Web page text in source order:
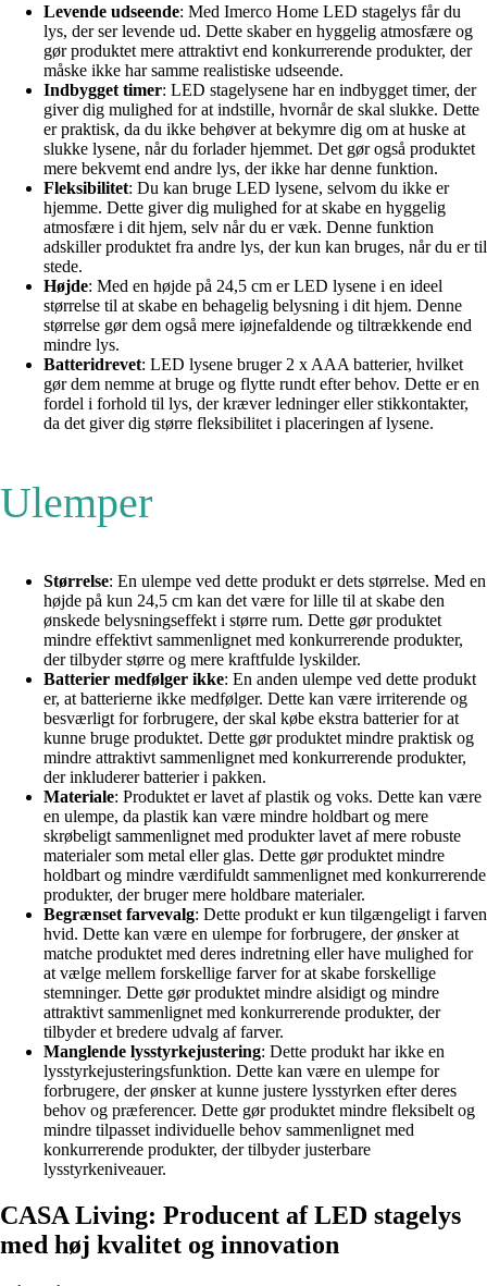
Levende udseende: Med Imerco Home LED stagelys får du
lys, der ser levende ud. Dette skaber en hyggelig atmosfære og
gør produktet mere attraktivt end konkurrerende produkter, der
måske ikke har samme realistiske udseende.
Indbygget timer: LED stagelysene har en indbygget timer, der
giver dig mulighed for at indstille, hvornår de skal slukke. Dette
er praktisk, da du ikke behøver at bekymre dig om at huske at
slukke lysene, når du forlader hjemmet. Det gør også produktet
mere bekvemt end andre lys, der ikke har denne funktion.
Fleksibilitet: Du kan bruge LED lysene, selvom du ikke er
hjemme. Dette giver dig mulighed for at skabe en hyggelig
atmosfære i dit hjem, selv når du er væk. Denne funktion
adskiller produktet fra andre lys, der kun kan bruges, når du er til
stede.
Højde: Med en højde på 24,5 cm er LED lysene i en ideel
størrelse til at skabe en behagelig belysning i dit hjem. Denne
størrelse gør dem også mere iøjnefaldende og tiltrækkende end
mindre lys.
Batteridrevet: LED lysene bruger 2 x AAA batterier, hvilket
gør dem nemme at bruge og flytte rundt efter behov. Dette er en
fordel i forhold til lys, der kræver ledninger eller stikkontakter,
da det giver dig større fleksibilitet i placeringen af lysene.
Ulemper
Størrelse: En ulempe ved dette produkt er dets størrelse. Med en
højde på kun 24,5 cm kan det være for lille til at skabe den
ønskede belysningseffekt i større rum. Dette gør produktet
mindre effektivt sammenlignet med konkurrerende produkter,
der tilbyder større og mere kraftfulde lyskilder.
Batterier medfølger ikke: En anden ulempe ved dette produkt
er, at batterierne ikke medfølger. Dette kan være irriterende og
besværligt for forbrugere, der skal købe ekstra batterier for at
kunne bruge produktet. Dette gør produktet mindre praktisk og
mindre attraktivt sammenlignet med konkurrerende produkter,
der inkluderer batterier i pakken.
Materiale: Produktet er lavet af plastik og voks. Dette kan være
en ulempe, da plastik kan være mindre holdbart og mere
skrøbeligt sammenlignet med produkter lavet af mere robuste
materialer som metal eller glas. Dette gør produktet mindre
holdbart og mindre værdifuldt sammenlignet med konkurrerende
produkter, der bruger mere holdbare materialer.
Begrænset farvevalg: Dette produkt er kun tilgængeligt i farven
hvid. Dette kan være en ulempe for forbrugere, der ønsker at
matche produktet med deres indretning eller have mulighed for
at vælge mellem forskellige farver for at skabe forskellige
stemninger. Dette gør produktet mindre alsidigt og mindre
attraktivt sammenlignet med konkurrerende produkter, der
tilbyder et bredere udvalg af farver.
Manglende lysstyrkejustering: Dette produkt har ikke en
lysstyrkejusteringsfunktion. Dette kan være en ulempe for
forbrugere, der ønsker at kunne justere lysstyrken efter deres
behov og præferencer. Dette gør produktet mindre fleksibelt og
mindre tilpasset individuelle behov sammenlignet med
konkurrerende produkter, der tilbyder justerbare
lysstyrkeniveauer.
CASA Living: Producent af LED stagelys
med høj kvalitet og innovation